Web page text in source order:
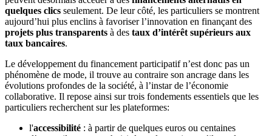
quelques clics seulement. De leur côté, les particuliers se montrent
aujourd’hui plus enclins à favoriser l’innovation en finançant des
projets plus transparents à des taux d’intérêt supérieurs aux
taux bancaires.
Le développement du financement participatif n’est donc pas un
phénomène de mode, il trouve au contraire son ancrage dans les
évolutions profondes de la société, à l’instar de l’économie
collaborative. Il repose ainsi sur trois fondements essentiels que les
particuliers recherchent sur les plateformes:
l'accessibilité : à partir de quelques euros ou centaines